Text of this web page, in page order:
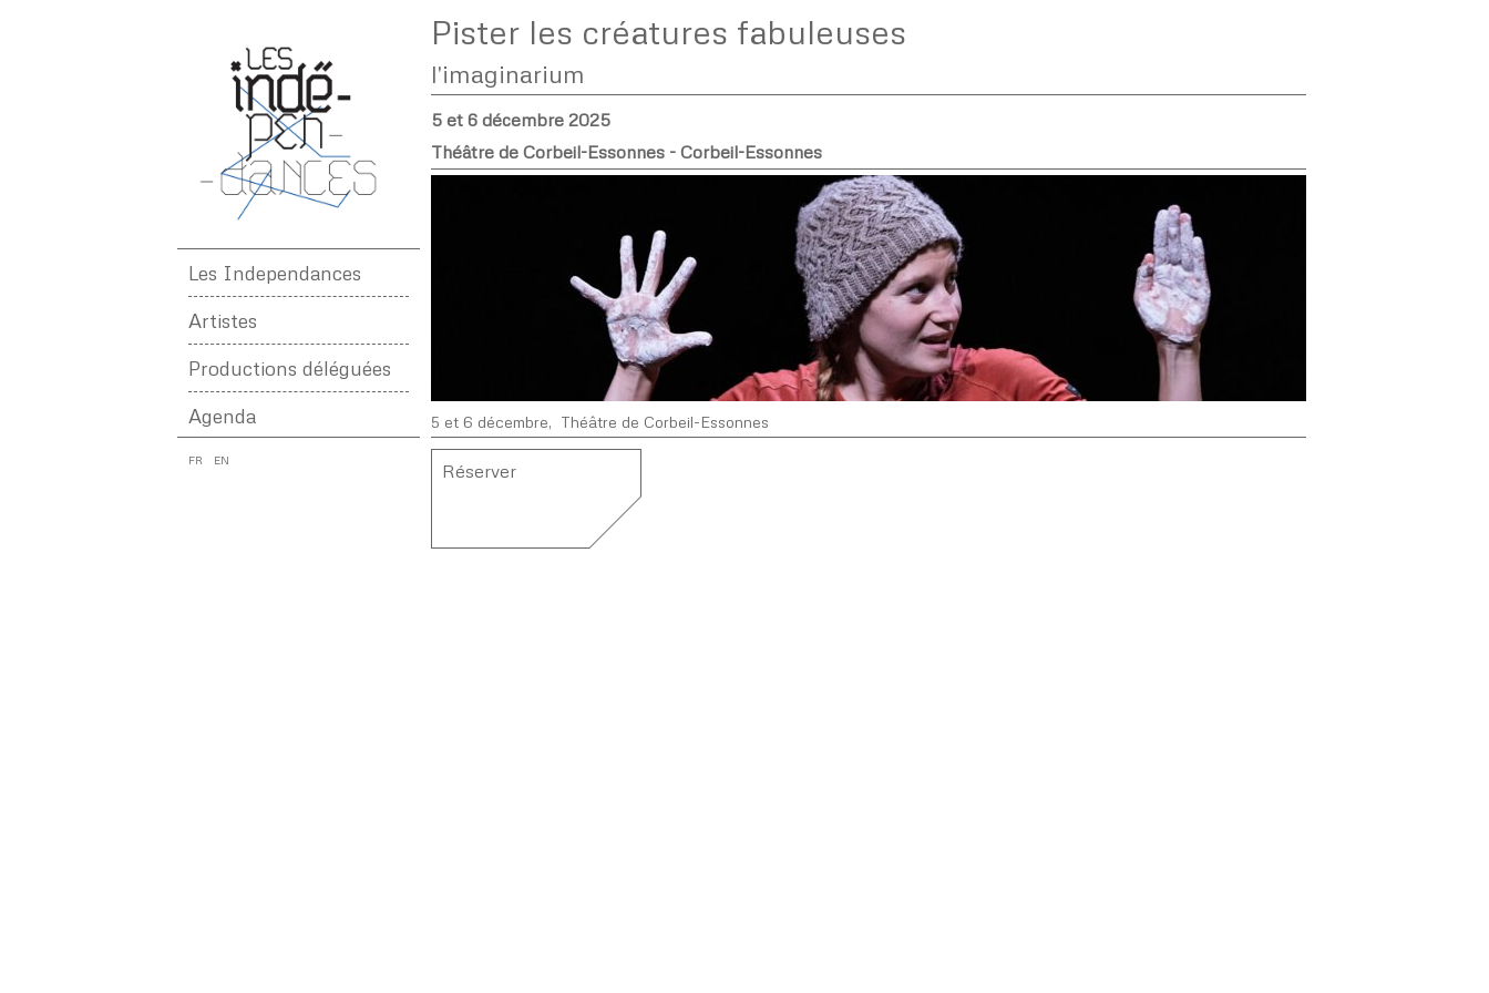
Les Independances
Artistes
Productions déléguées
Agenda
FR EN
Pister les créatures fabuleuses
l'imaginarium
5 et 6 décembre 2025
Théâtre de Corbeil-Essonnes - Corbeil-Essonnes
5 et 6 décembre, Théâtre de Corbeil-Essonnes
Réserver